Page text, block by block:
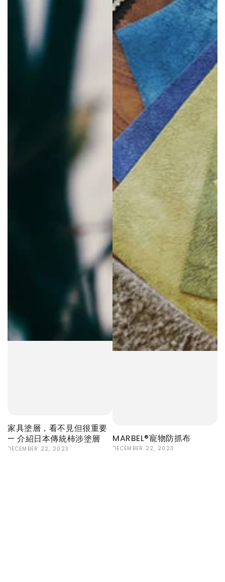
家具塗層，看不見但很重要
— 介紹日本傳統柿涉塗層
DECEMBER 22, 2023
MARBEL®寵物防抓布
DECEMBER 22, 2023